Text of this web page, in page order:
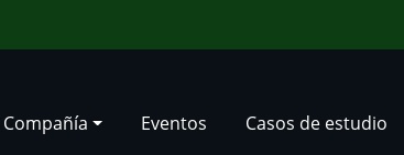
Compañía Eventos Casos de estudio